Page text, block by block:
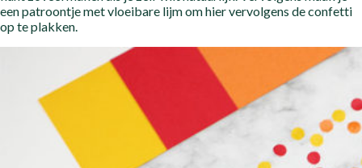
een patroontje met vloeibare lijm om hier vervolgens de confetti
op te plakken.